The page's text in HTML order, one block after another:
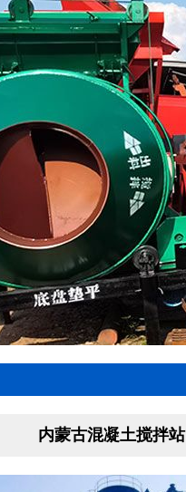
内蒙古混凝土搅拌站